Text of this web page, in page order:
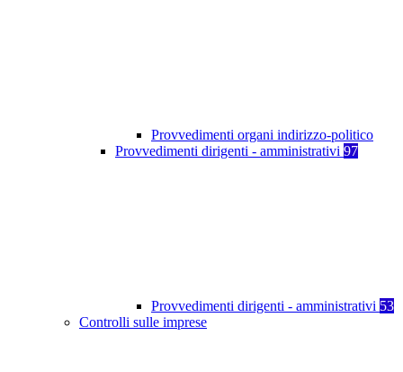
Provvedimenti organi indirizzo-politico
Provvedimenti dirigenti - amministrativi 97
Provvedimenti dirigenti - amministrativi 53
Controlli sulle imprese